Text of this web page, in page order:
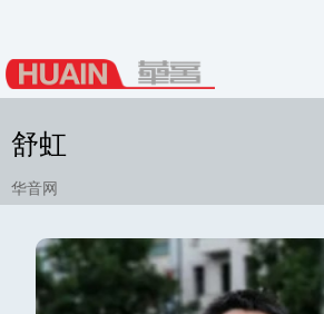
舒虹
华音网